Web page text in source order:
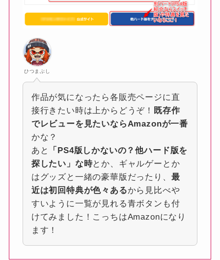
ひつまぶし
作品が気になったら各販売ページに直
接行きたい時は上からどうぞ！ 既存作
でレビューを見たいならAmazonが一番
かな？
あと
「PS4版しかないの？他ハード版を
探したい」な時とか、ギャルゲーとか
はグッズと一緒の豪華版だったり、 最
近は初回特典が色々あるから見比べや
すいように一覧が見れる青ボタンも付
けてみました！こっちはAmazonになり
ます！